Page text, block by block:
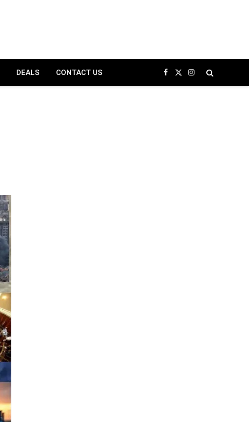
DEALS CONTACT US Facebook
X
(Twitter)
Instagram